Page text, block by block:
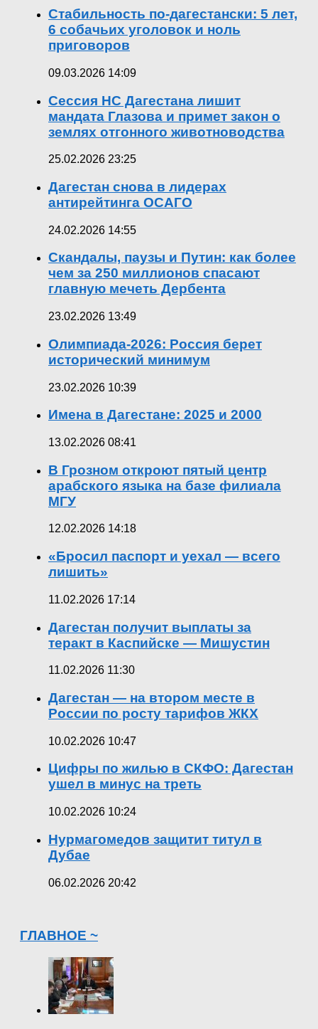
Стабильность по-дагестански: 5 лет,
6 собачьих уголовок и ноль
приговоров
09.03.2026 14:09
Сессия НС Дагестана лишит
мандата Глазова и примет закон о
землях отгонного животноводства
25.02.2026 23:25
Дагестан снова в лидерах
антирейтинга ОСАГО
24.02.2026 14:55
Скандалы, паузы и Путин: как более
чем за 250 миллионов спасают
главную мечеть Дербента
23.02.2026 13:49
Олимпиада-2026: Россия берет
исторический минимум
23.02.2026 10:39
Имена в Дагестане: 2025 и 2000
13.02.2026 08:41
В Грозном откроют пятый центр
арабского языка на базе филиала
МГУ
12.02.2026 14:18
«Бросил паспорт и уехал — всего
лишить»
11.02.2026 17:14
Дагестан получит выплаты за
теракт в Каспийске — Мишустин
11.02.2026 11:30
Дагестан — на втором месте в
России по росту тарифов ЖКХ
10.02.2026 10:47
Цифры по жилью в СКФО: Дагестан
ушел в минус на треть
10.02.2026 10:24
Нурмагомедов защитит титул в
Дубае
06.02.2026 20:42
ГЛАВНОЕ ~